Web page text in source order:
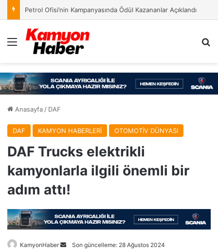
Petrol Ofisi’nin Kampanyasında Ödül Kazananlar Açıklandı
Menü
Anasayfa / DAF
DAF KAMYON HABERLERİ OTOMOTİV DÜNYASI
DAF Trucks elektrikli
kamyonlarla ilgili önemli bir
adım attı!
KamyonHaber
BirSon güncelleme: 28 Ağustos 2024